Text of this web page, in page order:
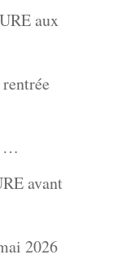
aux
…
avant
2026